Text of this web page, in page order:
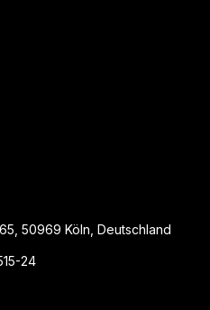
50969 Köln, Deutschland
24